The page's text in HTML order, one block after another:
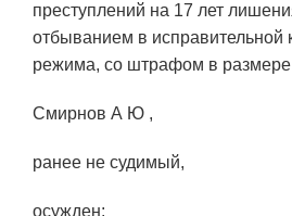
преступлений на 17 лет
отбыванием в исправительной
режима, со штрафом в размере
Смирнов А Ю ,
ранее не судимый,
осужден: